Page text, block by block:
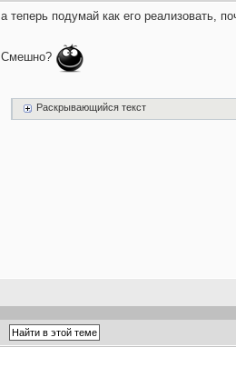
а теперь подумай как его реализовать,
Смешно?
Раскрывающийся текст